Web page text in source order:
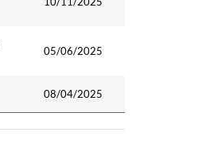
05/06/2025
08/04/2025